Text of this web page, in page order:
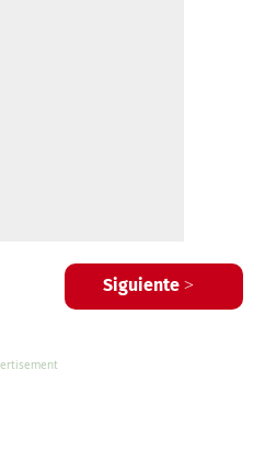
Siguiente >